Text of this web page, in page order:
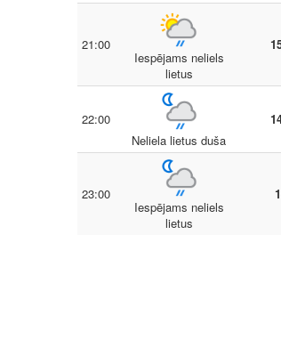
21:00
Iespējams neliels
lietus
22:00
Neliela lietus duša
23:00
Iespējams neliels
lietus